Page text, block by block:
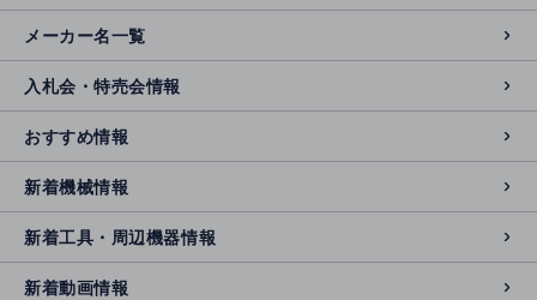
メーカー名一覧
入札会・特売会情報
おすすめ情報
新着機械情報
新着工具・周辺機器情報
新着動画情報